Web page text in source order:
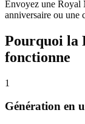
Envoyez une Royal
anniversaire ou une
Pourquoi la
fonctionne
1
Génération en